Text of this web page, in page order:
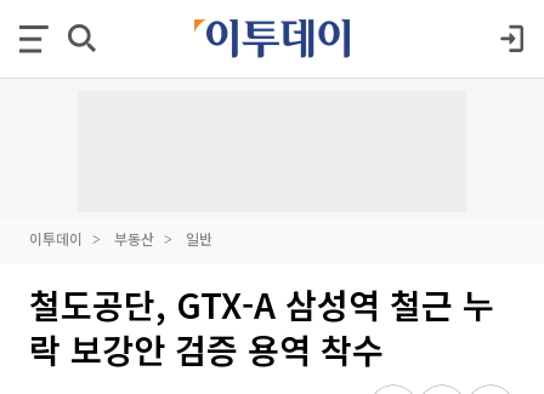
이투데이 부동산 일반
철도공단, GTX-A 삼성역 철근 누
락 보강안 검증 용역 착수